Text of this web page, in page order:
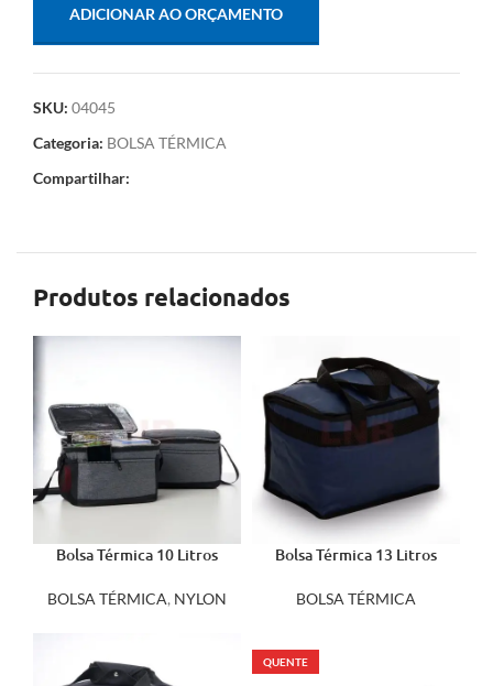
ADICIONAR AO ORÇAMENTO
SKU: 04045
Categoria: BOLSA TÉRMICA
Compartilhar:
Produtos relacionados
Bolsa Térmica 10 Litros
BOLSA TÉRMICA, NYLON
Bolsa Térmica 13 Litros
BOLSA TÉRMICA
QUENTE